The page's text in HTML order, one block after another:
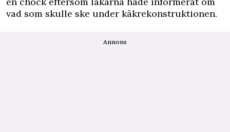
vad som skulle ske under käkrekonstruktionen.
Annons